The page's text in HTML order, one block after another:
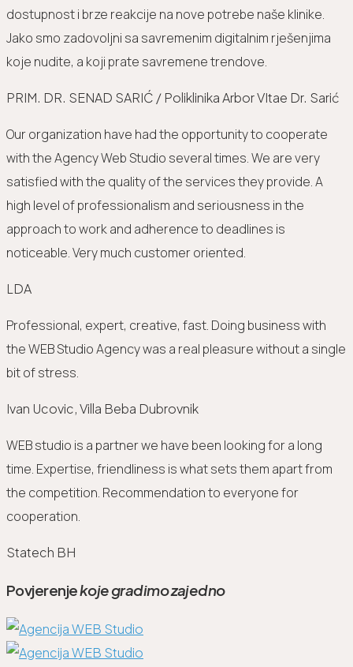
dostupnost i brze reakcije na nove potrebe naše klinike.
Jako smo zadovoljni sa savremenim digitalnim rješenjima
koje nudite, a koji prate savremene trendove.
PRIM. DR. SENAD SARIĆ / Poliklinika Arbor VItae Dr. Sarić
Our organization have had the opportunity to cooperate
with the Agency Web Studio several times. We are very
satisfied with the quality of the services they provide. A
high level of professionalism and seriousness in the
approach to work and adherence to deadlines is
noticeable. Very much customer oriented.
LDA
Professional, expert, creative, fast. Doing business with
the WEB Studio Agency was a real pleasure without a single
bit of stress.
Ivan Ucovic, Villa Beba Dubrovnik
WEB studio is a partner we have been looking for a long
time. Expertise, friendliness is what sets them apart from
the competition. Recommendation to everyone for
cooperation.
Statech BH
Povjerenjekoje gradimo zajedno